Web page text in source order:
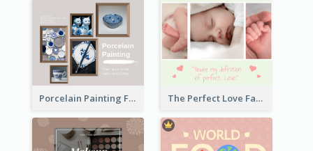
Porcelain Painting Facebook Post The Perfect Love Facebook Post